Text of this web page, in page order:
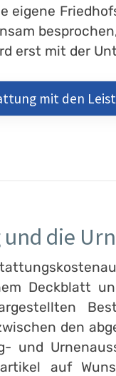
eigene
erst mit der
mit den
und die
Deckblatt
den
und
auf